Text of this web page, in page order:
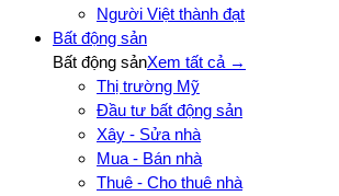
Người Việt thành đạt
Bất động sản
Bất động sảnXem tất cả →
Thị trường Mỹ
Đầu tư bất động sản
Xây - Sửa nhà
Mua - Bán nhà
Thuê - Cho thuê nhà